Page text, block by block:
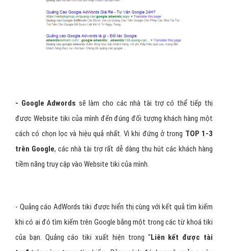
- Google Adwords sẽ làm cho các nhà tài trợ có thể tiếp thị
được Website tiki của mình đến đúng đối tượng khách hàng một
cách có chọn lọc và hiệu quả nhất. Vì khi đứng ở trong TOP 1-3
trên Google, các nhà tài trợ rất dễ dàng thu hút các khách hàng
tiềm năng truy cập vào Website tiki của mình.
- Quảng cáo AdWords tiki được hiển thị cùng với kết quả tìm kiếm
khi có ai đó tìm kiếm trên Google bằng một trong các từ khoá tiki
của bạn. Quảng cáo tiki xuất hiện trong " Liên kết được tài